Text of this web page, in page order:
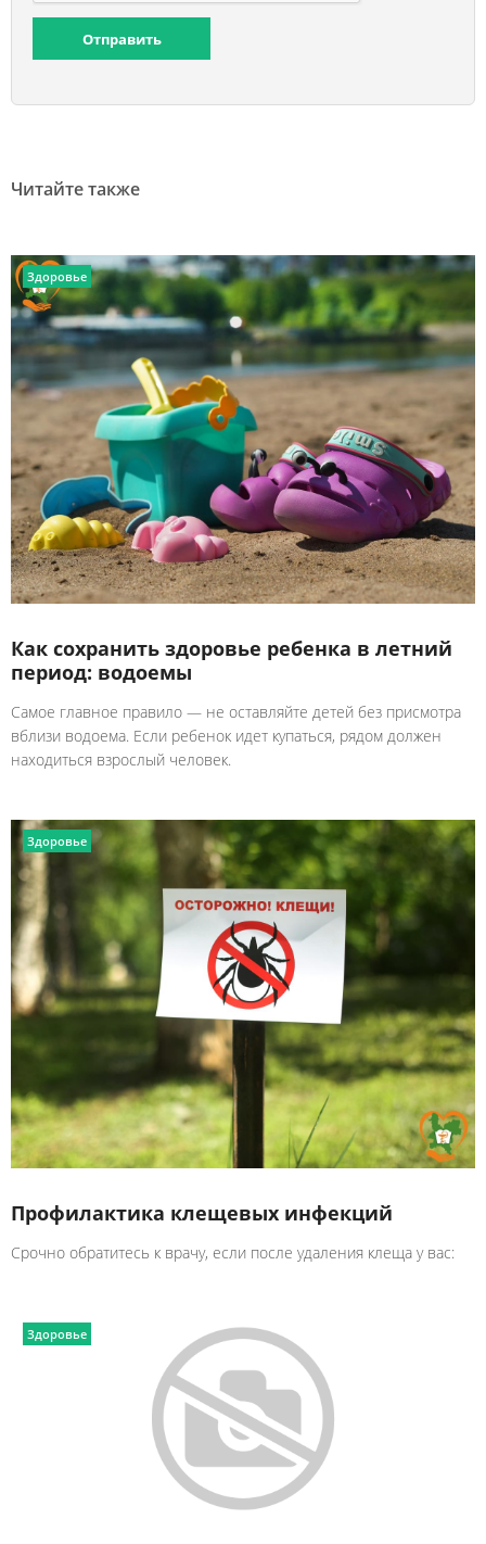
Отправить
Читайте также
Здоровье
Как сохранить здоровье ребенка в летний
период: водоемы
Самое главное правило — не оставляйте детей без присмотра
вблизи водоема. Если ребенок идет купаться, рядом должен
находиться взрослый человек.
Здоровье
Профилактика клещевых инфекций
Срочно обратитесь к врачу, если после удаления клеща у вас:
Здоровье